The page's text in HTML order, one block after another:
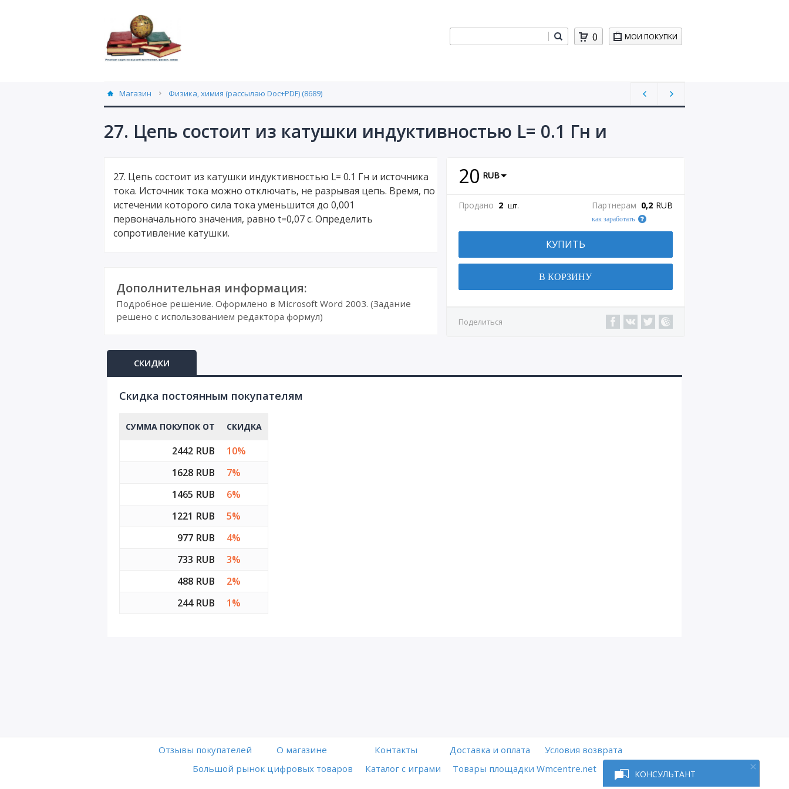
КОНСУЛЬТАНТ
МОИ ПОКУПКИ
0
Магазин Физика, химия (рассылаю Doc+PDF) (8689)
27. Цепь состоит из катушки индуктивностью L= 0.1 Гн и
20 RUB
Продано 2 шт. Партнерам 0,2 RUB
как заработать
КУПИТЬ
В КОРЗИНУ
Поделиться
27. Цепь состоит из катушки индуктивностью L= 0.1 Гн и источника
тока. Источник тока можно отключать, не разрывая цепь. Время, по
истечении которого сила тока уменьшится до 0,001
первоначального значения, равно t=0,07 с. Определить
сопротивление катушки.
Дополнительная информация:
Подробное решение. Оформлено в Microsoft Word 2003. (Задание
решено с использованием редактора формул)
СКИДКИ
Cкидка постоянным покупателям
СУММА ПОКУПОК ОТ СКИДКА
2442 RUB
10%
1628 RUB
7%
1465 RUB
6%
1221 RUB
5%
977 RUB
4%
733 RUB
3%
488 RUB
2%
244 RUB
1%
Отзывы покупателей O магазине Контакты Доставка и оплата
Условия возврата
Большой рынок цифровых товаров
Каталог с играми Товары площадки Wmcentre.net